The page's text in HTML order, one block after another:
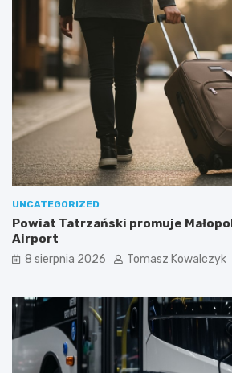
UNCATEGORIZED
Powiat Tatrzański promuje
Airport
8 sierpnia 2026 Tomasz Kowalczyk